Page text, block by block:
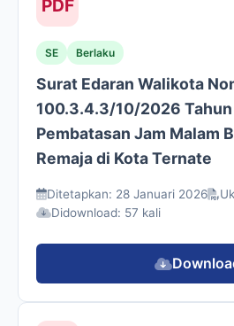
PDF
SE Berlaku
Surat Edaran Walikota
100.3.4.3/10/2026
Pembatasan Jam Malam
Remaja di Kota Ternate
Ditetapkan: 28 Januari 2026
Didownload: 57 kali